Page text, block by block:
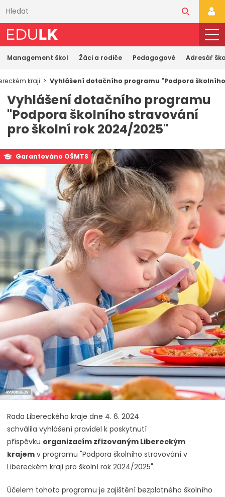
obsahu
Management škol Žáci a rodiče Pedagogové Adresář
kraji Vyhlášení dotačního programu "Podpora
Vyhlášení dotačního programu
"Podpora školního stravování
pro školní rok 2024/2025"
Garantováno OŠMTS
Rada Libereckého kraje dne 4. 6. 2024
schválila vyhlášení pravidel k poskytnutí
příspěvku organizacím zřizovaným Libereckým
krajem v programu "Podpora školního stravování v
Libereckém kraji pro školní rok 2024/2025".
Účelem tohoto programu je zajištění bezplatného školního